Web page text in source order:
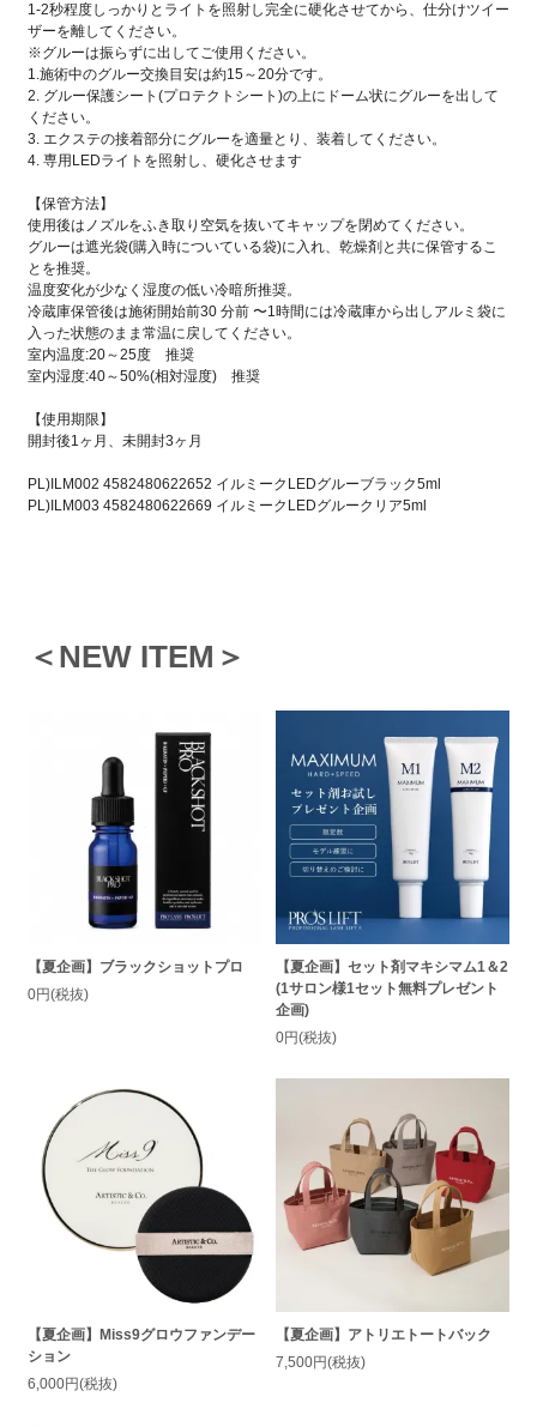
1-2秒程度しっかりとライトを照射し完全に硬化させてから、仕分けツイー
ザーを離してください。
※グルーは振らずに出してご使用ください。
1.施術中のグルー交換目安は約15～20分です。
2. グルー保護シート(プロテクトシート)の上にドーム状にグルーを出して
ください。
3. エクステの接着部分にグルーを適量とり、装着してください。
4. 専用LEDライトを照射し、硬化させます
【保管方法】
使用後はノズルをふき取り空気を抜いてキャップを閉めてください。
グルーは遮光袋(購入時についている袋)に入れ、乾燥剤と共に保管するこ
とを推奨。
温度変化が少なく湿度の低い冷暗所推奨。
冷蔵庫保管後は施術開始前30 分前 〜1時間には冷蔵庫から出しアルミ袋に
入った状態のまま常温に戻してください。
室内温度:20～25度 推奨
室内湿度:40～50%(相対湿度) 推奨
【使用期限】
開封後1ヶ月、未開封3ヶ月
PL)ILM002 4582480622652 イルミークLEDグルーブラック5ml
PL)ILM003 4582480622669 イルミークLEDグルークリア5ml
＜NEW ITEM＞
【夏企画】ブラックショットプロ
0円(税抜)
【夏企画】セット剤マキシマム1＆2
(1サロン様1セット無料プレゼント
企画)
0円(税抜)
【夏企画】Miss9グロウファンデー
ション
6,000円(税抜)
【夏企画】アトリエトートバック
7,500円(税抜)